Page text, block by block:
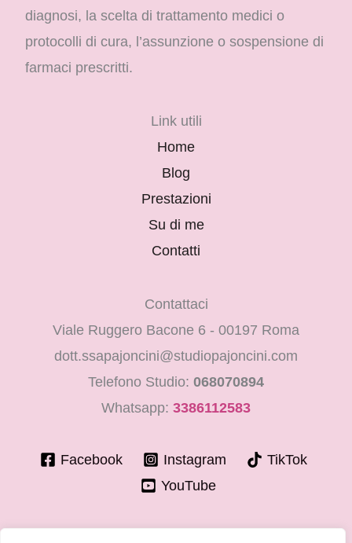
diagnosi, la scelta di trattamento medici o
protocolli di cura, l’assunzione o sospensione di
farmaci prescritti.
Link utili
Home
Blog
Prestazioni
Su di me
Contatti
Contattaci
Viale Ruggero Bacone 6 - 00197 Roma
dott.ssapajoncini@studiopajoncini.com
Telefono Studio: 068070894
Whatsapp: 3386112583
Facebook Instagram
TikTok
YouTube